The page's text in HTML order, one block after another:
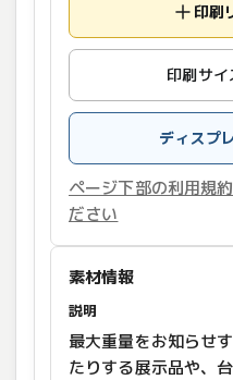
印刷
印刷サ
ディスプ
ページ下部の利用規
ださい
素材情報
説明
最大重量をお知らせ
たりする展示品や、